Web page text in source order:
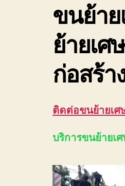
ขนย้าย
ย้ายเศ
ก่อสร้า
ติดต่อขนย้ายเศ
บริการขนย้ายเ